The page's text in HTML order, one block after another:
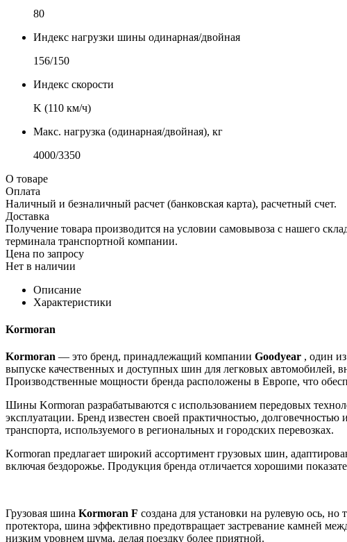
80
Индекс нагрузки шины одинарная/двойная
156/150
Индекс скорости
K (110 км/ч)
Макс. нагрузка (одинарная/двойная), кг
4000/3350
О товаре
Оплата
Наличный и безналичный расчет (банковская карта), расчетный счет.
Доставка
Получение товара производится на условии самовывоза с нашего
терминала транспортной компании.
Цена по запросу
Нет в наличии
Описание
Характеристики
Kormoran
Kormoran — это бренд, принадлежащий компании Goodyear , один
выпуске качественных и доступных шин для легковых автомобилей,
Производственные мощности бренда расположены в Европе, что
Шины Kormoran разрабатываются с использованием передовых
эксплуатации. Бренд известен своей практичностью,
транспорта, используемого в региональных и городских перевозках.
Kormoran предлагает широкий ассортимент грузовых шин,
включая бездорожье. Продукция бренда отличается хорошими
Грузовая шина Kormoran F создана для установки на рулевую ось,
протектора, шина эффективно предотвращает застревание камней
низким уровнем шума, делая поездку более приятной.